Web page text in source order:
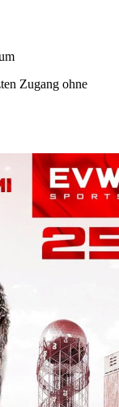
Zugang ohne